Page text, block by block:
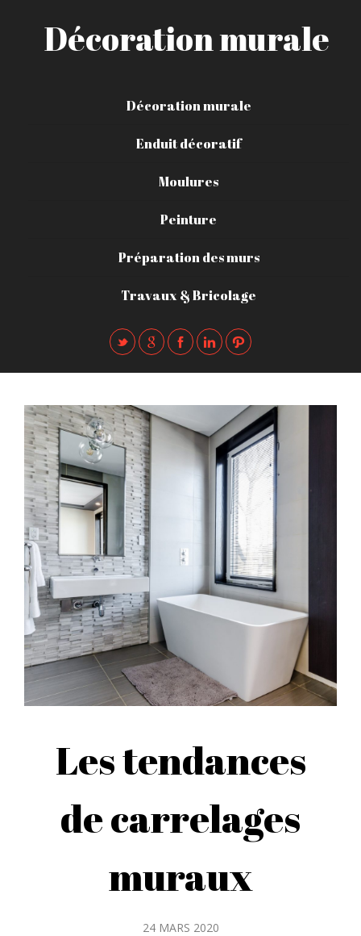
Décoration murale
Décoration murale
Enduit décoratif
Moulures
Peinture
Préparation des murs
Travaux & Bricolage
Les tendances
de carrelages
muraux
24 MARS 2020